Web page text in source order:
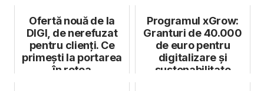
Ofertă nouă de la
DIGI, de nerefuzat
pentru clienți. Ce
primești la portarea
în rețea
Programul xGrow:
Granturi de 40.000
de euro pentru
digitalizare și
sustenabilitate